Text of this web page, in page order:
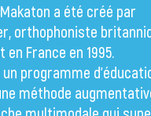
a été créé par
orthophoniste
France en 1995.
programme
méthode